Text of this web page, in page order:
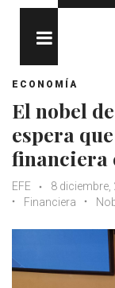
ECONOMÍA
El nobel
espera
financiera
EFE 8 diciembre,
Financiera